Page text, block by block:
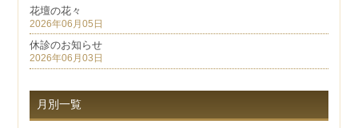
花壇の花々
2026年06月05日
休診のお知らせ
2026年06月03日
月別一覧